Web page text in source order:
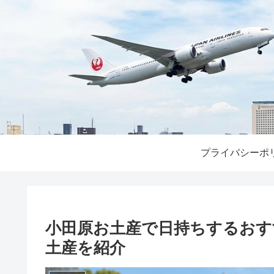
プライバシーポ
小田原お土産で日持ちするお
土産を紹介